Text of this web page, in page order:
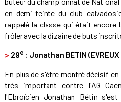
buteur du championnat de National
en demi-teinte du club
rappelé la classe qui était encore
frôler avec la dizaine de buts
> 29e : Jonathan BÉTIN
En plus de s'être montré décisif
très important contre l'AG
l'Ebroïcien Jonathan Bétin